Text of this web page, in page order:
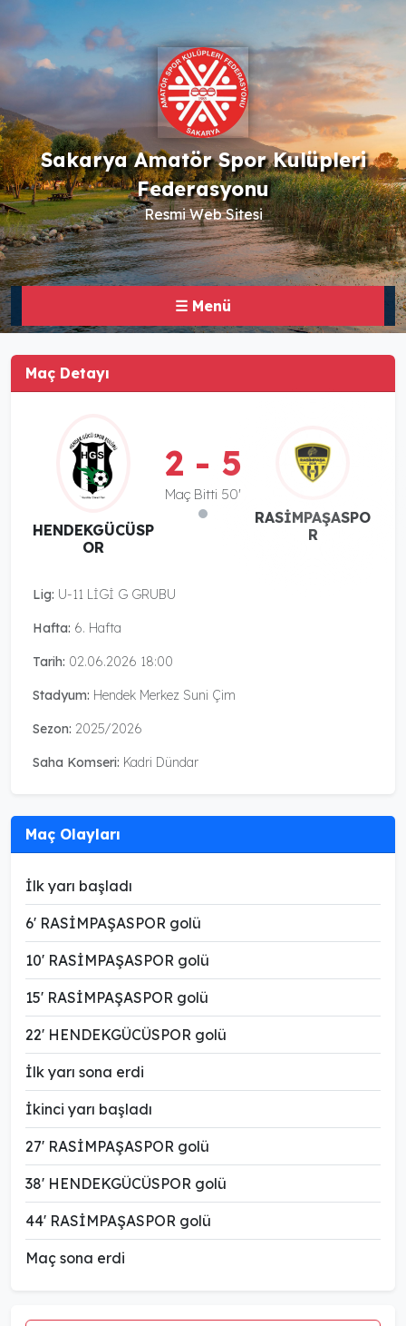
Sakarya Amatör Spor Kulüpleri
Federasyonu
Resmi Web Sitesi
☰ Menü
Maç Detayı
HENDEKGÜCÜSP
OR
2 - 5
Maç Bitti 50'
RASİMPAŞASPO
R
Lig: U-11 LİGİ G GRUBU
Hafta: 6. Hafta
Tarih: 02.06.2026 18:00
Stadyum: Hendek Merkez Suni Çim
Sezon: 2025/2026
Saha Komseri: Kadri Dündar
Maç Olayları
İlk yarı başladı
6' RASİMPAŞASPOR golü
10' RASİMPAŞASPOR golü
15' RASİMPAŞASPOR golü
22' HENDEKGÜCÜSPOR golü
İlk yarı sona erdi
İkinci yarı başladı
27' RASİMPAŞASPOR golü
38' HENDEKGÜCÜSPOR golü
44' RASİMPAŞASPOR golü
Maç sona erdi